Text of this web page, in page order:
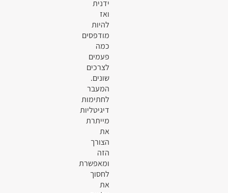
ידנית
ואז
להיות
מודפסים
כמה
פעמים
לצרכים
שונים.
המעבר
לחתימות
דיגיטליות
מייתרת
את
הצורך
הזה
ומאפשרת
לחסוך
את